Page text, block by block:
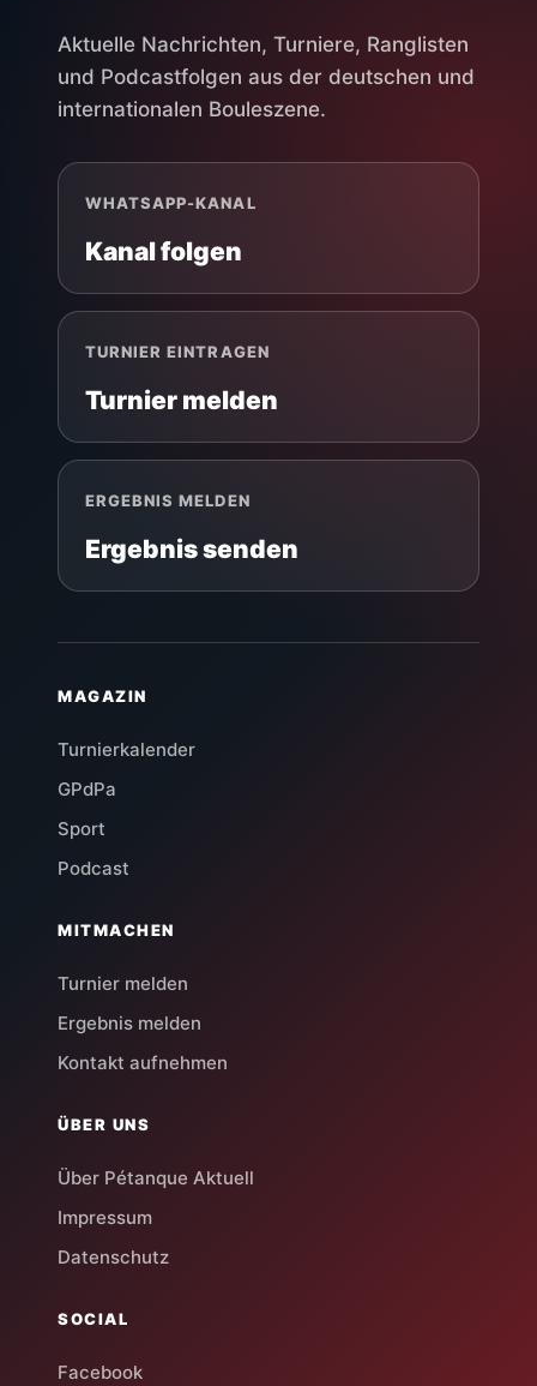
Aktuelle Nachrichten, Turniere, Ranglisten
und Podcastfolgen aus der deutschen und
internationalen Bouleszene.
WHATSAPP-KANAL
Kanal folgen
TURNIER EINTRAGEN
Turnier melden
ERGEBNIS MELDEN
Ergebnis senden
MAGAZIN
Turnierkalender
GPdPa
Sport
Podcast
MITMACHEN
Turnier melden
Ergebnis melden
Kontakt aufnehmen
ÜBER UNS
Über Pétanque Aktuell
Impressum
Datenschutz
SOCIAL
Facebook